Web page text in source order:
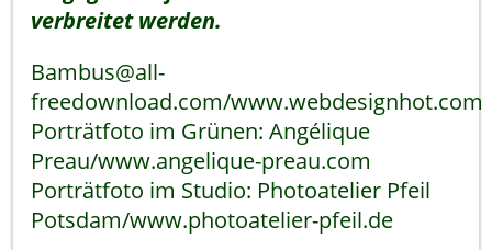
verbreitet werden.
Bambus@all-
freedownload.com/www.webdesignhot.com
Porträtfoto im Grünen: Angélique
Preau/www.angelique-preau.com
Porträtfoto im Studio: Photoatelier Pfeil
Potsdam/www.photoatelier-pfeil.de